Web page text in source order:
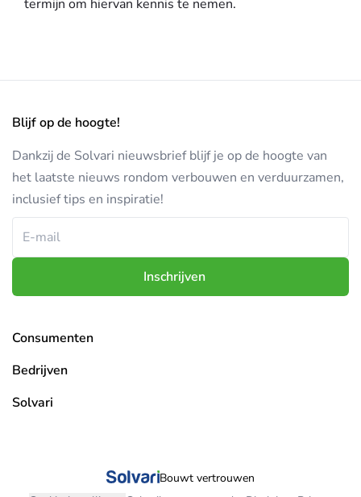
termijn om hiervan kennis te nemen.
Blijf op de hoogte!
Dankzij de Solvari nieuwsbrief blijf je op de hoogte van
het laatste nieuws rondom verbouwen en verduurzamen,
inclusief tips en inspiratie!
Inschrijven
Consumenten
Overzicht projecten
Mijn aanvragen
Bedrijven
Pro platform
Bedrijven overzicht
Solvari
Bouwt vertrouwen